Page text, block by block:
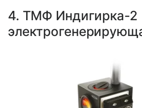
4. ТМФ Индигирка-2